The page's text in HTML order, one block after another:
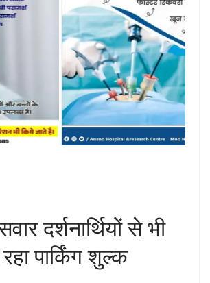
दर्शनार्थियों से भी
पार्किंग शुल्क